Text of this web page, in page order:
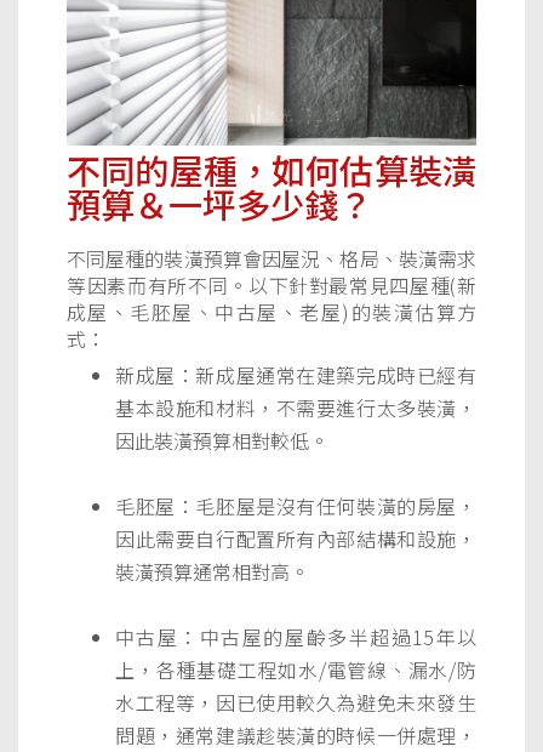
不同的屋種，如何估算裝潢
預算＆一坪多少錢？
不同屋種的裝潢預算會因屋況、格局、裝潢需求
等因素而有所不同。以下針對最常見四屋種(新
成屋、毛胚屋、中古屋、老屋)的裝潢估算方
式：
新成屋：新成屋通常在建築完成時已經有
基本設施和材料，不需要進行太多裝潢，
因此裝潢預算相對較低。
毛胚屋：毛胚屋是沒有任何裝潢的房屋，
因此需要自行配置所有內部結構和設施，
裝潢預算通常相對高。
中古屋：中古屋的屋齡多半超過15年以
上，各種基礎工程如水/電管線、漏水/防
水工程等，因已使用較久為避免未來發生
問題，通常建議趁裝潢的時候一併處理，